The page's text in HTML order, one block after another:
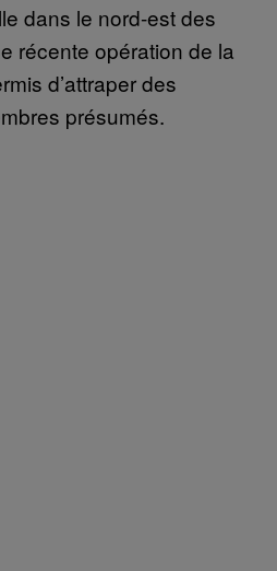
dans le nord-est des
récente opération de la
d’attraper des
présumés.